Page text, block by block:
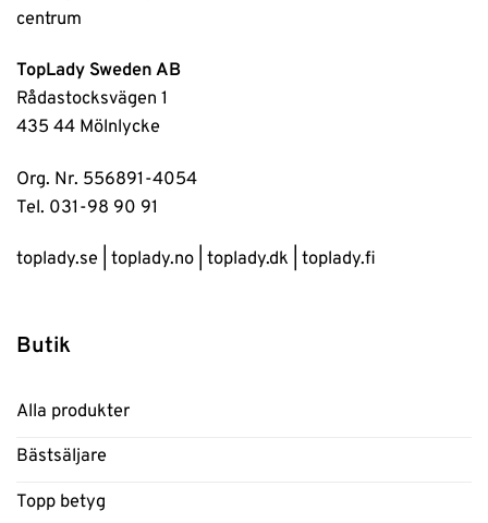
TopLady Sweden AB
Rådastocksvägen 1
435 44 Mölnlycke
Org. Nr. 556891-4054
Tel. 031-98 90 91
toplady.se toplady.no toplady.dk toplady.fi
Butik
Alla produkter
Bästsäljare
Topp betyg